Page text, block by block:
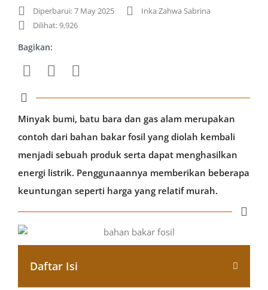
Diperbarui: 7 May 2025
Inka Zahwa Sabrina
Dilihat: 9,926
Bagikan:
Minyak bumi, batu bara dan gas alam merupakan
contoh dari bahan bakar fosil yang diolah kembali
menjadi sebuah produk serta dapat menghasilkan
energi listrik. Penggunaannya memberikan beberapa
keuntungan seperti harga yang relatif murah.
Daftar Isi